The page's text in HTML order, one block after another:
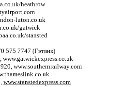
heathrow
luton.co.uk
gatwick
stansted
575 7747 (Гэтвик)
www.gatwickexpress.co.uk
www.southernrailway.com
www.stanstedexpress.com